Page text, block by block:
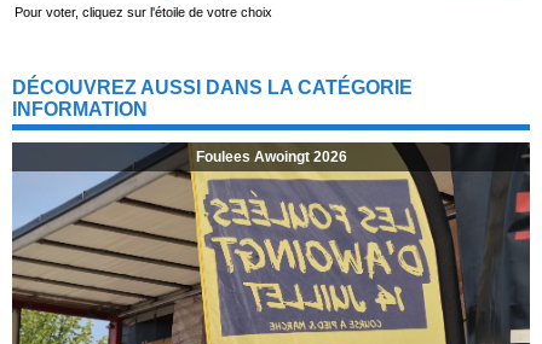
Pour voter, cliquez sur l'étoile de votre choix
DÉCOUVREZ AUSSI DANS LA CATÉGORIE
INFORMATION
Foulees Awoingt 2026